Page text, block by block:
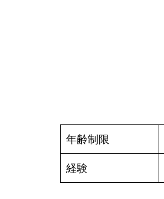
年齢制限
経験